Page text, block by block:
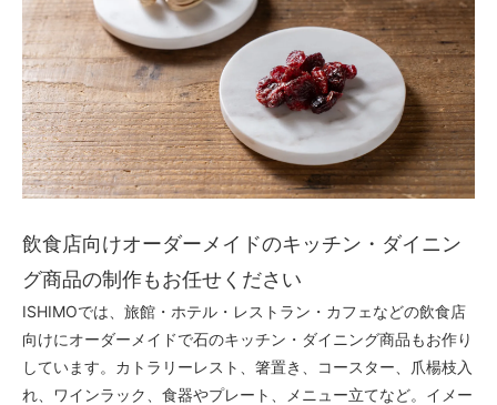
飲食店向けオーダーメイドのキッチン・ダイニン
グ商品の制作もお任せください
ISHIMOでは、旅館・ホテル・レストラン・カフェなどの飲食店
向けにオーダーメイドで石のキッチン・ダイニング商品もお作り
しています。カトラリーレスト、箸置き、コースター、爪楊枝入
れ、ワインラック、食器やプレート、メニュー立てなど。イメー